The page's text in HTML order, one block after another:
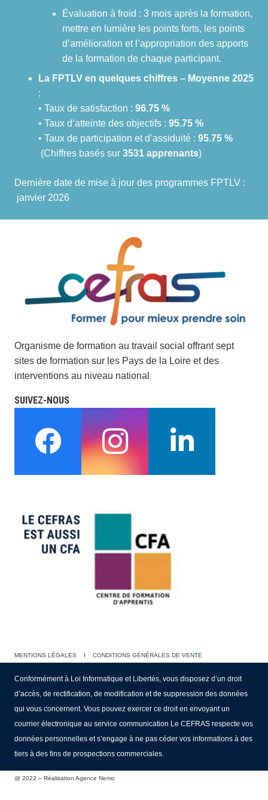
Évaluation à froid : 3 mois après la formation,
mettre en lumière les points forts, les points
d’amélioration et l’appropriation des apports
de la formation de chaque participant.
La FPTLV en quelques chiffres – Moyenne 2025
:
• Taux de satisfaction : 96.75 %
• Taux d’atteinte des objectifs : 95.75 %
• Taux de participation et d’assiduité : 95.75 %
(Chiffres basés sur 3531 apprenants)
Dernière date de mise à jour des programmes FPTLV :
janvier 2026
Organisme de formation au travail social offrant sept
sites de formation sur les Pays de la Loire et des
interventions au niveau national
SUIVEZ-NOUS
MENTIONS LÉGALES CONDITIONS GÉNÉRALES DE VENTE
Conformément à Loi Informatique et Libertés, vous disposez d’un droit
d’accès, de rectification, de modification et de suppression des données
qui vous concernent. Vous pouvez exercer ce droit en envoyant un
courrier électronique au service communication Le CEFRAS respecte vos
données personnelles et s’engage à ne pas céder vos informations à des
tiers à des fins de prospections commerciales.
@ 2022 – Réalisation Agence Nemo